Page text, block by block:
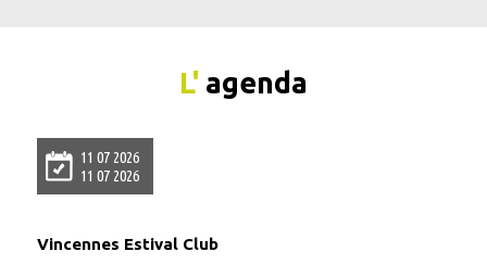
L' agenda
11 07 2026
11 07 2026
Vincennes Estival Club